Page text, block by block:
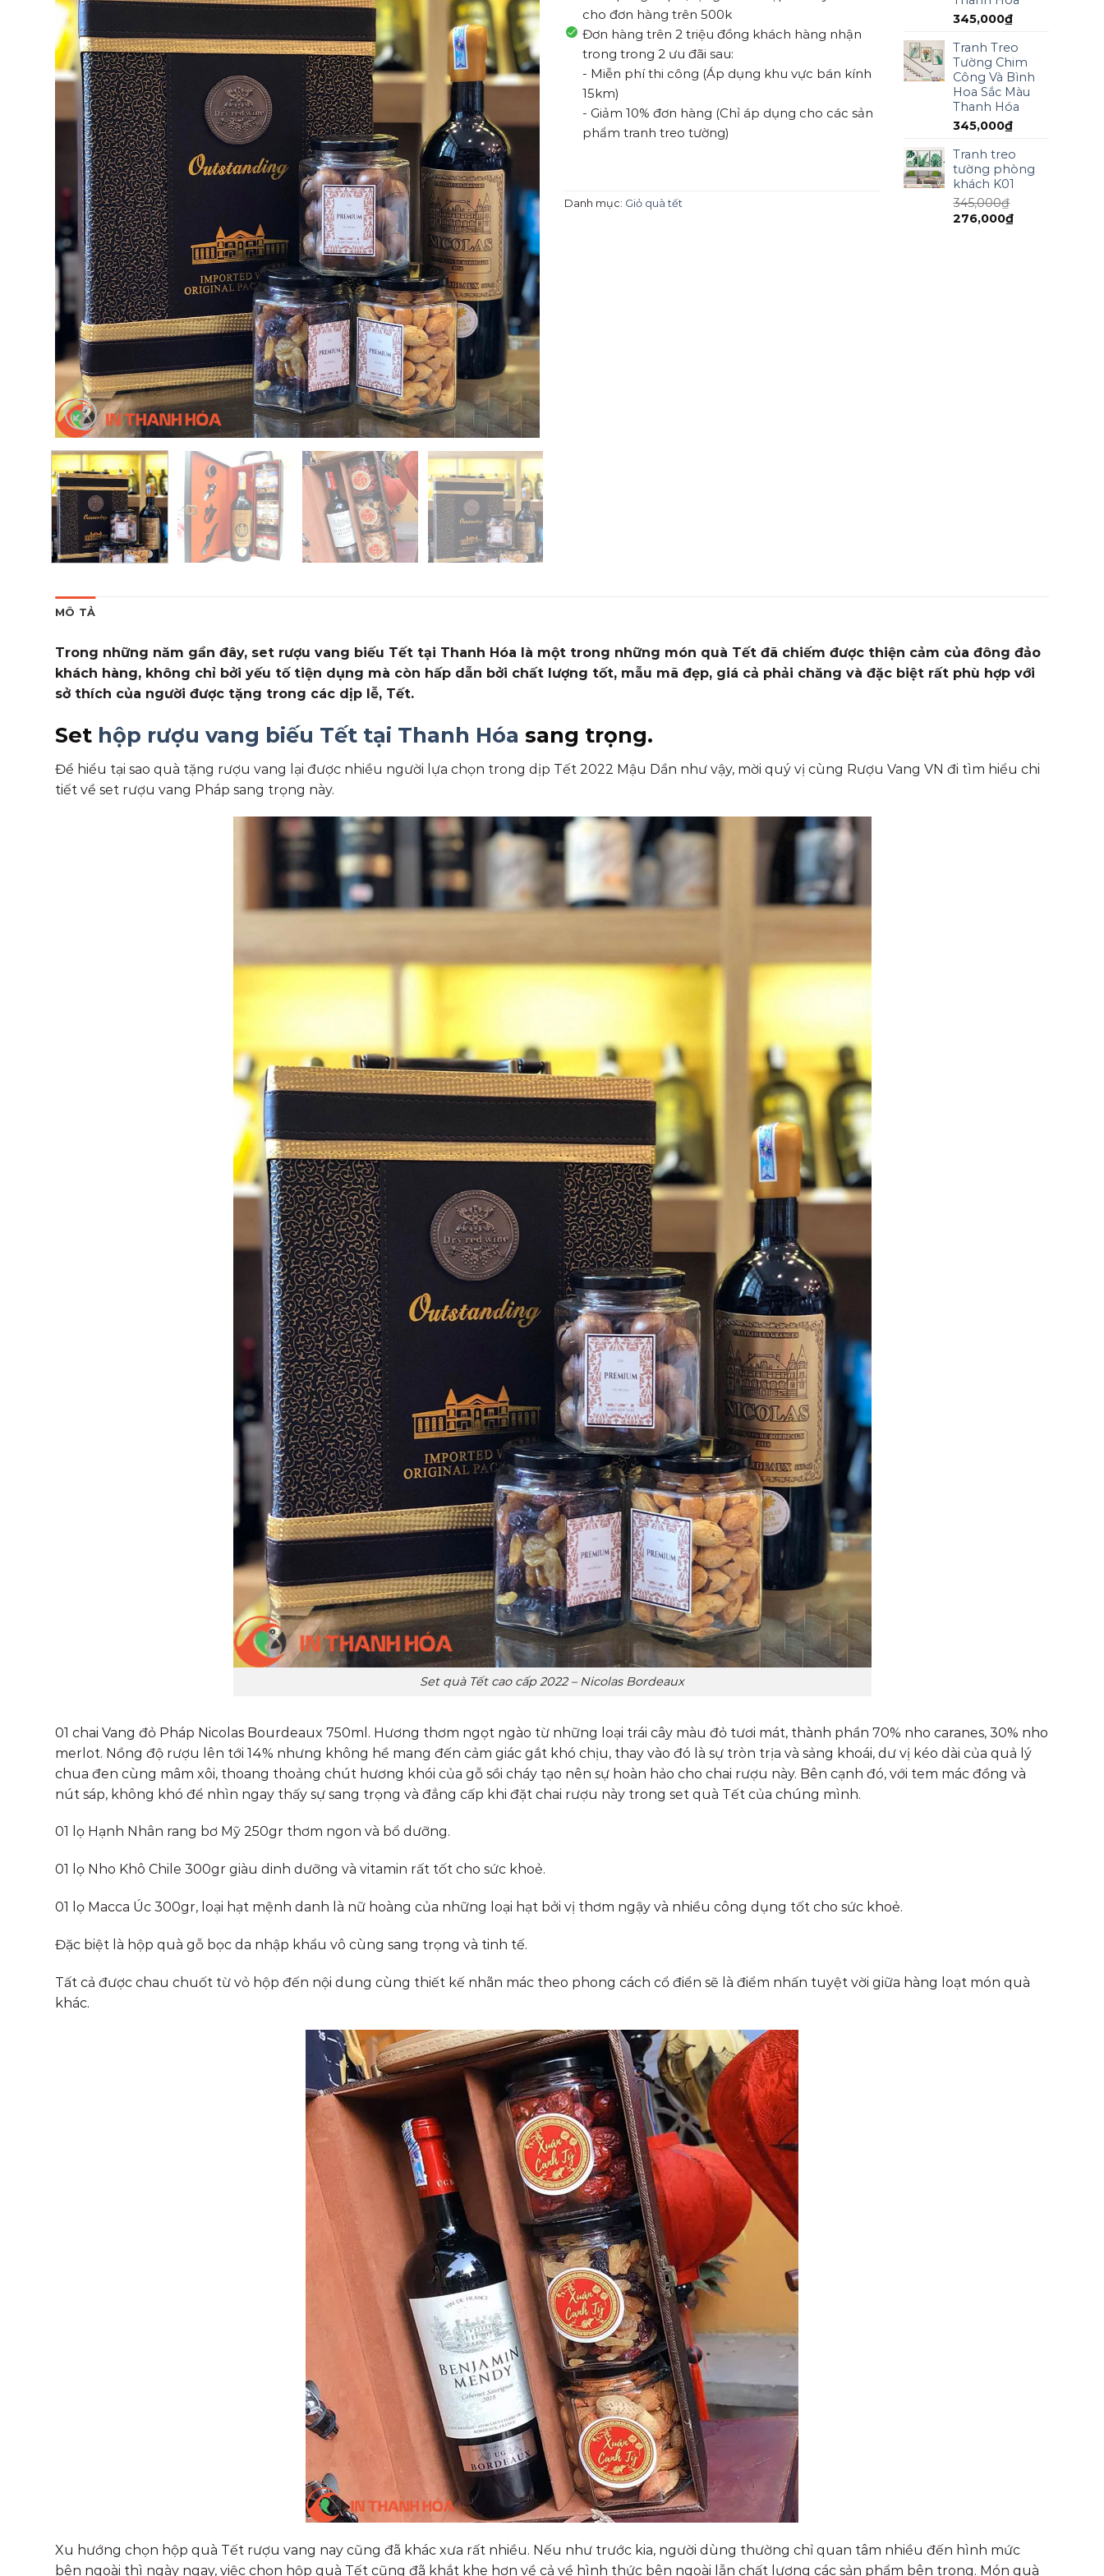
cho đơn hàng trên 500k
Đơn hàng trên 2 triệu đồng khách hàng nhận
trong trong 2 ưu đãi sau:
- Miễn phí thi công (Áp dụng khu vực bán kính
15km)
- Giảm 10% đơn hàng (Chỉ áp dụng cho các sản
phẩm tranh treo tường)
Danh mục: Giỏ quà tết
345,000₫
Tranh Treo
Tường Chim
Công Và Bình
Hoa Sắc Màu
Thanh Hóa
345,000₫
Tranh treo
tường phòng
khách K01
345,000₫
276,000₫
MÔ TẢ
Trong những năm gần đây, set rượu vang biếu Tết tại Thanh Hóa là một trong những món quà Tết đã chiếm được thiện cảm của đông đảo
khách hàng, không chỉ bởi yếu tố tiện dụng mà còn hấp dẫn bởi chất lượng tốt, mẫu mã đẹp, giá cả phải chăng và đặc biệt rất phù hợp với
sở thích của người được tặng trong các dịp lễ, Tết.
Set hộp rượu vang biếu Tết tại Thanh Hóa sang trọng.
Để hiểu tại sao quà tặng rượu vang lại được nhiều người lựa chọn trong dịp Tết 2022 Mậu Dần như vậy, mời quý vị cùng Rượu Vang VN đi tìm hiểu chi
tiết về set rượu vang Pháp sang trọng này.
Set quà Tết cao cấp 2022 – Nicolas Bordeaux
01 chai Vang đỏ Pháp Nicolas Bourdeaux 750ml. Hương thơm ngọt ngào từ những loại trái cây màu đỏ tươi mát, thành phần 70% nho caranes, 30% nho
merlot. Nồng độ rượu lên tới 14% nhưng không hề mang đến cảm giác gắt khó chịu, thay vào đó là sự tròn trịa và sảng khoái, dư vị kéo dài của quả lý
chua đen cùng mâm xôi, thoang thoảng chút hương khói của gỗ sồi cháy tạo nên sự hoàn hảo cho chai rượu này. Bên cạnh đó, với tem mác đồng và
nút sáp, không khó để nhìn ngay thấy sự sang trọng và đẳng cấp khi đặt chai rượu này trong set quà Tết của chúng mình.
01 lọ Hạnh Nhân rang bơ Mỹ 250gr thơm ngon và bổ dưỡng.
01 lọ Nho Khô Chile 300gr giàu dinh dưỡng và vitamin rất tốt cho sức khoẻ.
01 lọ Macca Úc 300gr, loại hạt mệnh danh là nữ hoàng của những loại hạt bởi vị thơm ngậy và nhiều công dụng tốt cho sức khoẻ.
Đặc biệt là hộp quà gỗ bọc da nhập khẩu vô cùng sang trọng và tinh tế.
Tất cả được chau chuốt từ vỏ hộp đến nội dung cùng thiết kế nhãn mác theo phong cách cổ điển sẽ là điểm nhấn tuyệt vời giữa hàng loạt món quà
khác.
Xu hướng chọn hộp quà Tết rượu vang nay cũng đã khác xưa rất nhiều. Nếu như trước kia, người dùng thường chỉ quan tâm nhiều đến hình mức
bên ngoài thì ngày ngay, việc chọn hộp quà Tết cũng đã khắt khe hơn về cả về hình thức bên ngoài lẫn chất lượng các sản phẩm bên trong. Món quà